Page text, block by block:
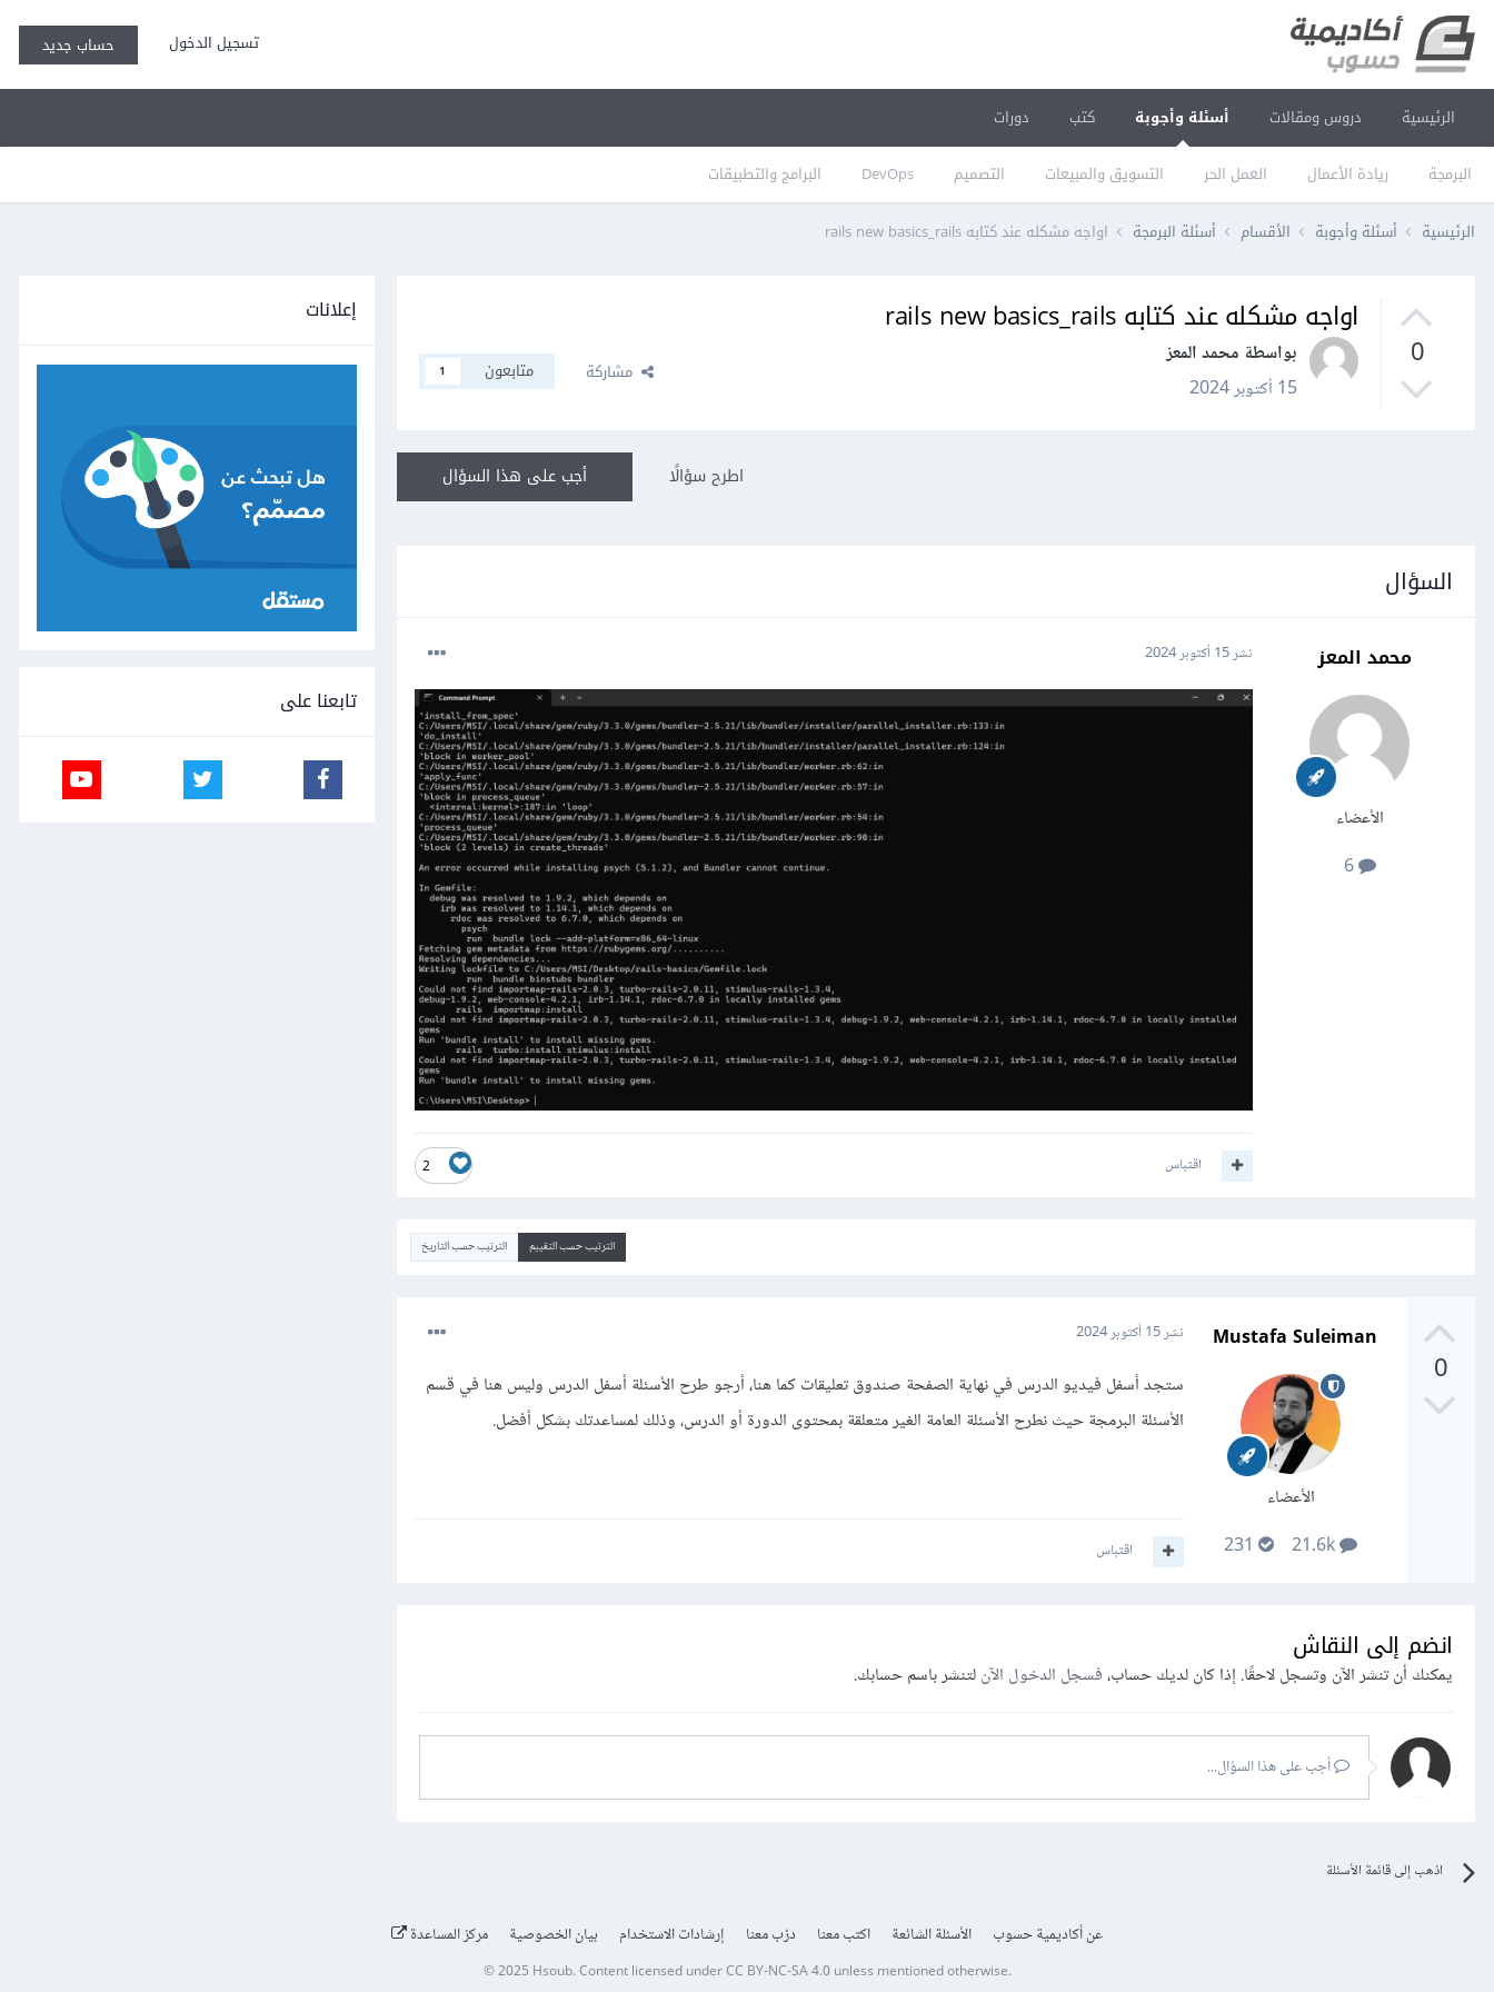
تسجيل الدخول حساب جديد
الرئيسية دروس ومقالات أسئلة وأجوبة
البرمجة ريادة الأعمال العمل الحر التسويق والمبيعات التصميم DevOps البرامج والتطبيقات
كتب دورات
الرئيسية أسئلة وأجوبة الأقسام أسئلة البرمجة اواجه مشكله عند كتابه rails new basics_rails
0
اواجه مشكله عند كتابه rails new basics_rails
بواسطة محمد المعز
15 أكتوبر 2024
مشاركة متابعون 1
أجب على هذا السؤال اطرح سؤالًا
السؤال
محمد المعز
الأعضاء
6
نشر15 أكتوبر 2024
2 اقتباس
الترتيب حسب التقييم الترتيب حسب التاريخ
0
Mustafa Suleiman
الأعضاء
نشر15 أكتوبر 2024
ستجد أسفل فيديو الدرس في نهاية الصفحة صندوق تعليقات كما هنا، أرجو طرح الأسئلة أسفل الدرس وليس هنا في قسم
الأسئلة البرمجة حيث نطرح الأسئلة العامة الغير متعلقة بمحتوى الدورة أو الدرس، وذلك لمساعدتك بشكل أفضل.
اقتباس
انضم إلى النقاش
يمكنك أن تنشر الآن وتسجل لاحقًا. إذا كان لديك حساب،فسجل الدخول الآنلتنشر باسم حسابك.
أجب على هذا السؤال...
اذهب إلى قائمة الأسئلة
إعلانات
تابعنا على
عن أكاديمية حسوب الأسئلة الشائعة اكتب معنا درّب معنا إرشادات الاستخدام بيان الخصوصية مركز المساعدة
© 2025 Hsoub.Content licensed underCC BY-NC-SA 4.0unless mentioned otherwise.